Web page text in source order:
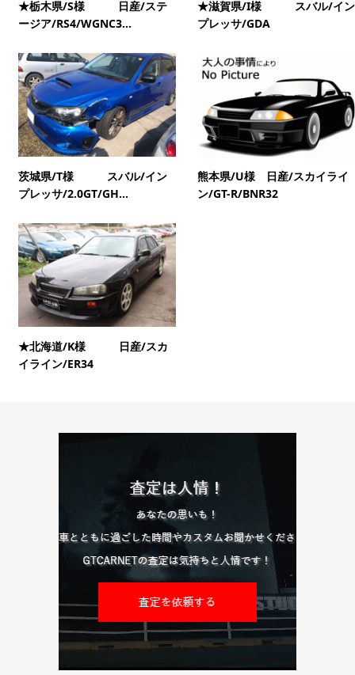
★栃木県/S様 日産/ステ
ージア/RS4/WGNC3...
★滋賀県/I様 スバル/イン
プレッサ/GDA
茨城県/T様 スバル/イン
プレッサ/2.0GT/GH...
熊本県/U様 日産/スカイライ
ン/GT-R/BNR32
★北海道/K様 日産/スカ
イライン/ER34